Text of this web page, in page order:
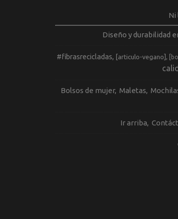
Ni
Diseño y durabilidad
#fibrasrecicladas [articulo-vegano]
Bolsos de mujer Maletas
Ir arriba